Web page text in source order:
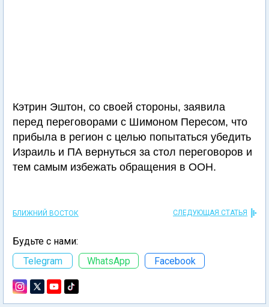
Кэтрин Эштон, со своей стороны, заявила
перед переговорами с Шимоном Пересом, что
прибыла в регион с целью попытаться убедить
Израиль и ПА вернуться за стол переговоров и
тем самым избежать обращения в ООН.
БЛИЖНИЙ ВОСТОК СЛЕДУЮЩАЯ СТАТЬЯ
Будьте с нами:
Telegram
WhatsApp Facebook